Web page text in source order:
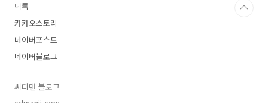
틱톡
카카오스토리
네이버포스트
네이버블로그
씨디맨 블로그